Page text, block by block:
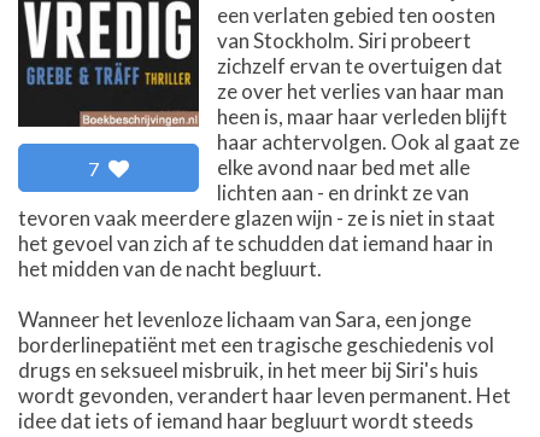
7
een verlaten gebied ten oosten
van Stockholm. Siri probeert
zichzelf ervan te overtuigen dat
ze over het verlies van haar man
heen is, maar haar verleden blijft
haar achtervolgen. Ook al gaat ze
elke avond naar bed met alle
lichten aan - en drinkt ze van
tevoren vaak meerdere glazen wijn - ze is niet in staat
het gevoel van zich af te schudden dat iemand haar in
het midden van de nacht begluurt.
Wanneer het levenloze lichaam van Sara, een jonge
borderlinepatiënt met een tragische geschiedenis vol
drugs en seksueel misbruik, in het meer bij Siri's huis
wordt gevonden, verandert haar leven permanent. Het
idee dat iets of iemand haar begluurt wordt steeds